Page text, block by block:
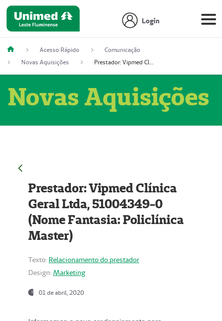
Login
Acesso Rápido
Comunicação
Novas Aquisições
Prestador: Vipmed Clínica Geral Ltda, 51004349-0 (Nome Fantasia: Policlínica Master)
Novas Aquisições
Prestador: Vipmed Clínica
Geral Ltda, 51004349-0
(Nome Fantasia: Policlínica
Master)
Texto: Relacionamento do prestador
Design: Marketing
01 de abril, 2020